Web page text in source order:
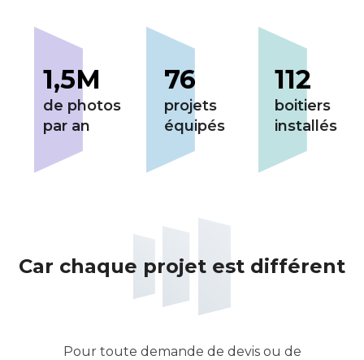
1,5M
de photos
par an
76
projets
équipés
112
boitiers
installés
Car chaque projet est différent
Pour toute demande de devis ou de